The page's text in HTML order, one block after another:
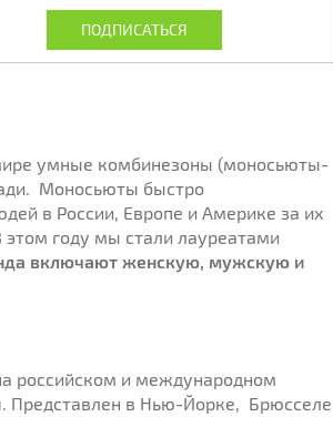
умные комбинезоны (моносьюты-
Моносьюты быстро
в России, Европе и Америке за их
этом году мы стали лауреатами
включают женскую, мужскую и
российском и международном
Представлен в Нью-Йорке, Брюсселе